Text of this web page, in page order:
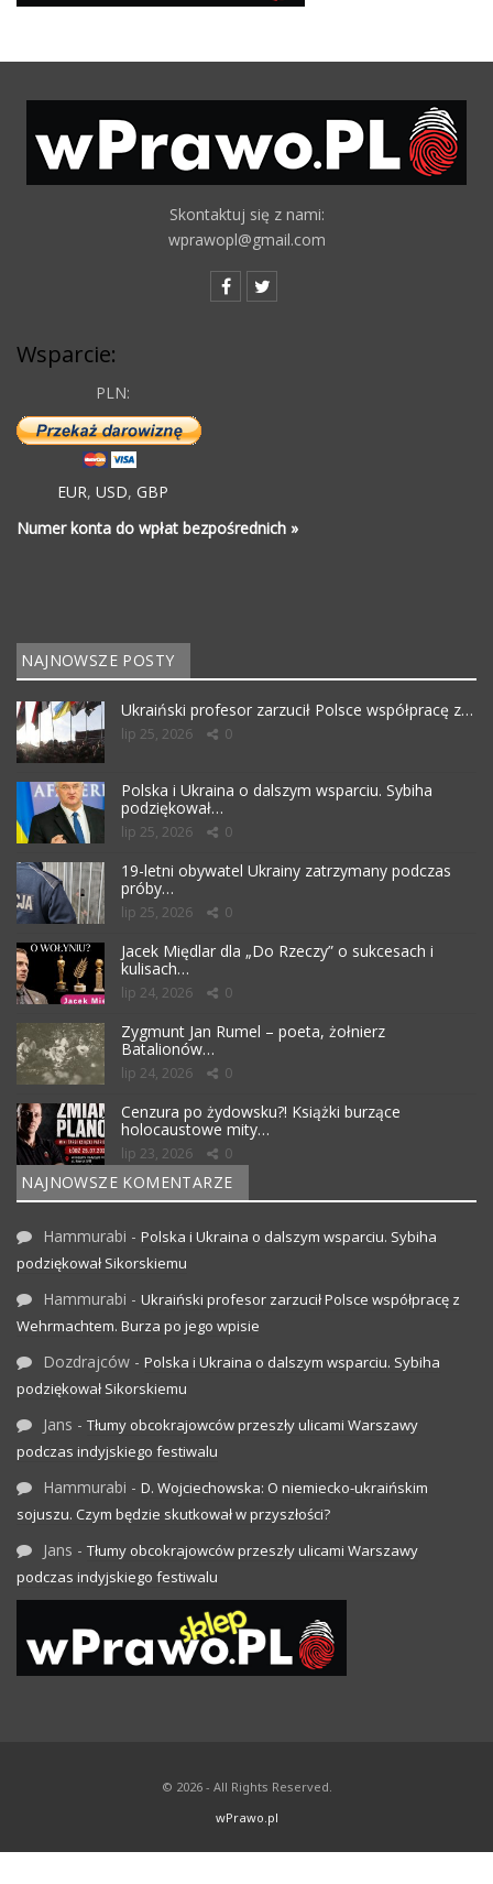
Skontaktuj się z nami:
wprawopl@gmail.com
Wsparcie:
PLN:
EUR, USD, GBP
Numer konta do wpłat bezpośrednich »
NAJNOWSZE POSTY
Ukraiński profesor zarzucił Polsce współpracę z…
lip 25, 2026 0
Polska i Ukraina o dalszym wsparciu. Sybiha
podziękował…
lip 25, 2026 0
19-letni obywatel Ukrainy zatrzymany podczas
próby…
lip 25, 2026 0
Jacek Międlar dla „Do Rzeczy” o sukcesach i
kulisach…
lip 24, 2026 0
Zygmunt Jan Rumel – poeta, żołnierz
Batalionów…
lip 24, 2026 0
Cenzura po żydowsku?! Książki burzące
holocaustowe mity…
lip 23, 2026 0
NAJNOWSZE KOMENTARZE
Hammurabi - Polska i Ukraina o dalszym wsparciu. Sybiha
podziękował Sikorskiemu
Hammurabi - Ukraiński profesor zarzucił Polsce współpracę z
Wehrmachtem. Burza po jego wpisie
Dozdrajców - Polska i Ukraina o dalszym wsparciu. Sybiha
podziękował Sikorskiemu
Jans - Tłumy obcokrajowców przeszły ulicami Warszawy
podczas indyjskiego festiwalu
Hammurabi - D. Wojciechowska: O niemiecko-ukraińskim
sojuszu. Czym będzie skutkował w przyszłości?
Jans - Tłumy obcokrajowców przeszły ulicami Warszawy
podczas indyjskiego festiwalu
© 2026 - All Rights Reserved.
wPrawo.pl